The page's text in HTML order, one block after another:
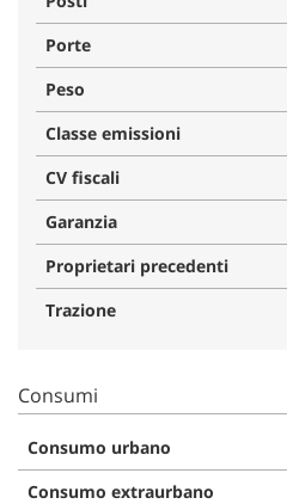
Porte
Peso
Classe emissioni
CV fiscali
Garanzia
Proprietari precedenti
Trazione
Consumi
Consumo urbano
Consumo extraurbano